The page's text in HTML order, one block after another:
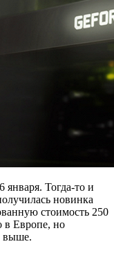
января. Тогда-то и
новинка
стоимость 250
в Европе, но
выше.